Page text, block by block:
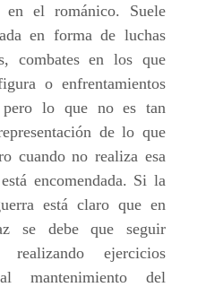
en el románico. Suele
en forma de luchas
combates en los que
o enfrentamientos
pero lo que no es tan
de lo que
cuando no realiza esa
encomendada. Si la
está claro que en
se debe que seguir
ejercicios
mantenimiento del